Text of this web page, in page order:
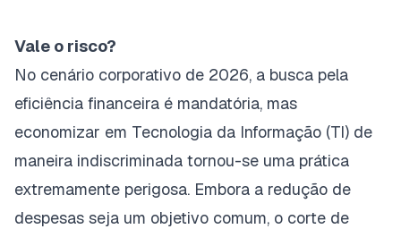
Vale o risco?
No cenário corporativo de 2026, a busca pela
eficiência financeira é mandatória, mas
economizar em Tecnologia da Informação (TI) de
maneira indiscriminada tornou-se uma prática
extremamente perigosa. Embora a redução de
despesas seja um objetivo comum, o corte de